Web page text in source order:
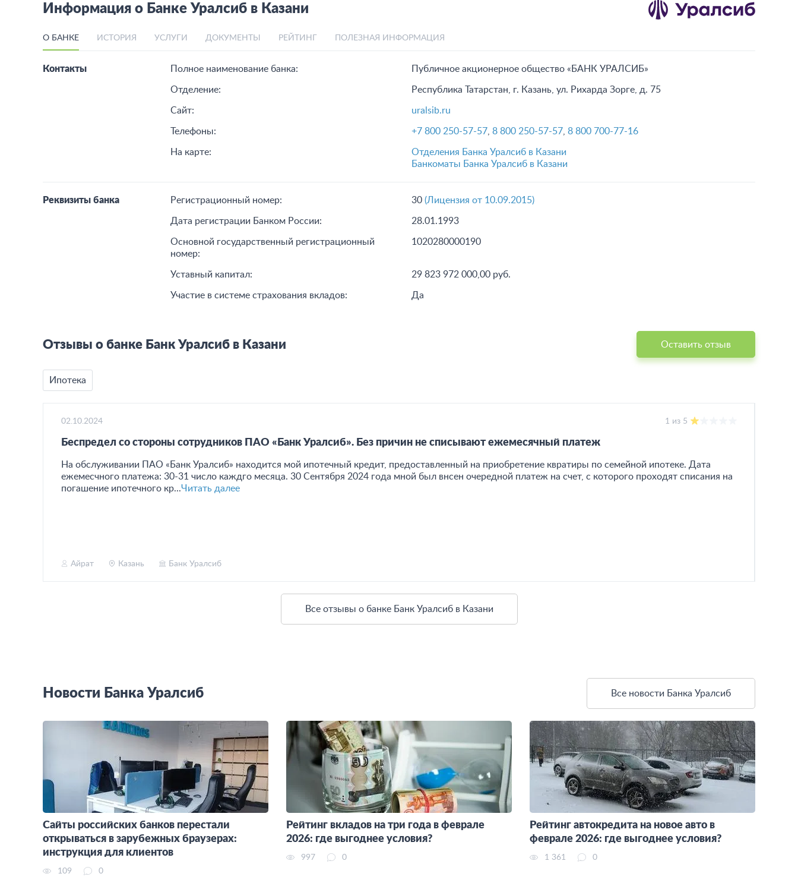
Информация о Банке Уралсиб в Казани
О БАНКЕ ИСТОРИЯ УСЛУГИ ДОКУМЕНТЫ РЕЙТИНГ ПОЛЕЗНАЯ ИНФОРМАЦИЯ
Контакты Полное наименование банка: Публичное акционерное общество «БАНК УРАЛСИБ»
Отделение: Республика Татарстан, г. Казань, ул. Рихарда Зорге, д. 75
Сайт: uralsib.ru
Телефоны: +7 800 250-57-57, 8 800 250-57-57, 8 800 700-77-16
На карте:
Отделения Банка Уралсиб в Казани
Банкоматы Банка Уралсиб в Казани
Реквизиты банка Регистрационный номер: 30 (Лицензия от 10.09.2015)
Дата регистрации Банком России: 28.01.1993
Основной государственный регистрационный
номер:
1020280000190
Уставный капитал: 29 823 972 000,00 руб.
Участие в системе страхования вкладов: Да
Отзывы о банке Банк Уралсиб в Казани Оставить отзыв
Ипотека
02.10.2024 1 из 5
Беспредел со стороны сотрудников ПАО «Банк Уралсиб». Без причин не списывают ежемесячный платеж
На обслуживании ПАО «Банк Уралсиб» находится мой ипотечный кредит, предоставленный на приобретение квратиры по семейной ипотеке. Дата
ежемесчного платежа: 30-31 число каждго месяца. 30 Сентября 2024 года мной был внсен очередной платеж на счет, с которого проходят списания на
погашение ипотечного кр...Читать далее
Айрат Казань Банк Уралсиб
Все отзывы о банке Банк Уралсиб в Казани
Новости Банка Уралсиб Все новости Банка Уралсиб
Сайты российских банков перестали
открываться в зарубежных браузерах:
инструкция для клиентов
109 0
Рейтинг вкладов на три года в феврале
2026: где выгоднее условия?
997 0
Рейтинг автокредита на новое авто в
феврале 2026: где выгоднее условия?
1 361 0